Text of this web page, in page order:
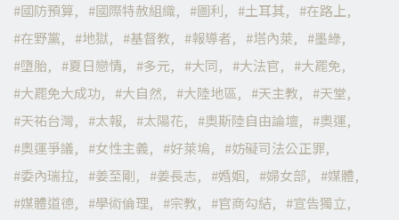
國防預算
國際特赦組織 圖利 土耳其
在路上
在野黨
地獄 基督教 報導者 塔內萊
墨綠
墮胎
夏日戀情 多元 大同 大法官
大罷免
大罷免大成功
大自然 大陸地區 天主教
天堂
天祐台灣
太報 太陽花 奧斯陸自由論壇
奧運
奧運爭議
女性主義 好萊塢
妨礙司法公正罪
委內瑞拉
姜至剛 姜長志 婚姻 婦女部
媒體
媒體道德
學術倫理 宗教 官商勾結
宣告獨立